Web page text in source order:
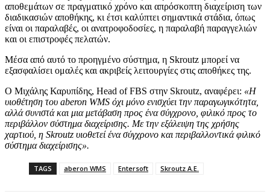
αποθεμάτων σε πραγματικό χρόνο και απρόσκοπτη διαχείριση των
διαδικασιών αποθήκης, κι έτσι καλύπτει σημαντικά στάδια, όπως
είναι οι παραλαβές, οι ανατροφοδοσίες, η παραλαβή παραγγελιών
και οι επιστροφές πελατών.
Μέσα από αυτό το προηγμένο σύστημα, η Skroutz μπορεί να
εξασφαλίσει ομαλές και ακριβείς λειτουργίες στις αποθήκες της.
Ο Μιχάλης Καρυπίδης, Head of FBS στην Skroutz, αναφέρει: «Η
υιοθέτηση του aberon WMS όχι μόνο ενισχύει την παραγωγικότητα,
αλλά συνιστά και μια μετάβαση προς ένα σύγχρονο, φιλικό προς το
περιβάλλον σύστημα διαχείρισης. Με την εξάλειψη της χρήσης
χαρτιού, η Skroutz υιοθετεί ένα σύγχρονο και περιβαλλοντικά φιλικό
σύστημα διαχείρισης».
TAGS aberon WMS Entersoft Skroutz Α.Ε.